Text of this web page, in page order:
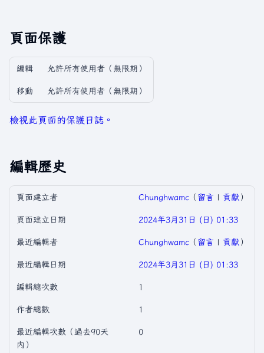
頁面保護
編輯 允許所有使用者​（無限期）
移動 允許所有使用者​（無限期）
檢視此頁面的保護日誌。
編輯歷史
頁面建立者 Chunghwamc （ 留言 | 貢獻 ）
頁面建立日期 2024年3月31日 (日) 01:33
最近編輯者 Chunghwamc （ 留言 | 貢獻 ）
最近編輯日期 2024年3月31日 (日) 01:33
編輯總次數 1
作者總數 1
最近編輯次數（過去90天
內）
0